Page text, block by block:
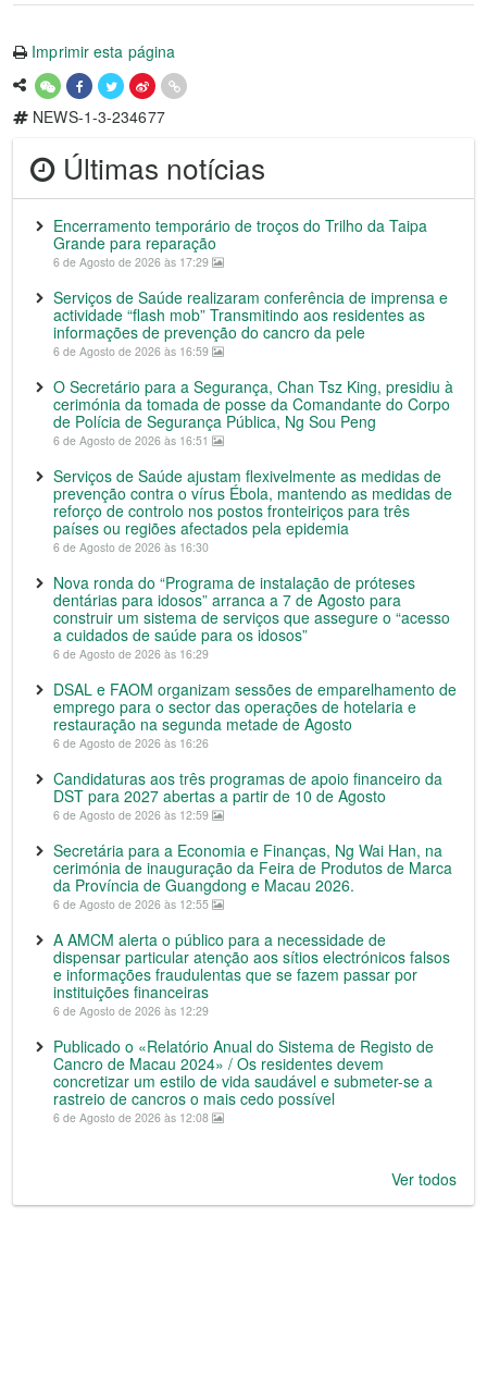
Imprimir esta página
NEWS-1-3-234677
Últimas notícias
Encerramento temporário de troços do Trilho da Taipa
Grande para reparação
6 de Agosto de 2026 às 17:29
Serviços de Saúde realizaram conferência de imprensa e
actividade “flash mob” Transmitindo aos residentes as
informações de prevenção do cancro da pele
6 de Agosto de 2026 às 16:59
O Secretário para a Segurança, Chan Tsz King, presidiu à
cerimónia da tomada de posse da Comandante do Corpo
de Polícia de Segurança Pública, Ng Sou Peng
6 de Agosto de 2026 às 16:51
Serviços de Saúde ajustam flexivelmente as medidas de
prevenção contra o vírus Ébola, mantendo as medidas de
reforço de controlo nos postos fronteiriços para três
países ou regiões afectados pela epidemia
6 de Agosto de 2026 às 16:30
Nova ronda do “Programa de instalação de próteses
dentárias para idosos” arranca a 7 de Agosto para
construir um sistema de serviços que assegure o “acesso
a cuidados de saúde para os idosos”
6 de Agosto de 2026 às 16:29
DSAL e FAOM organizam sessões de emparelhamento de
emprego para o sector das operações de hotelaria e
restauração na segunda metade de Agosto
6 de Agosto de 2026 às 16:26
Candidaturas aos três programas de apoio financeiro da
DST para 2027 abertas a partir de 10 de Agosto
6 de Agosto de 2026 às 12:59
Secretária para a Economia e Finanças, Ng Wai Han, na
cerimónia de inauguração da Feira de Produtos de Marca
da Província de Guangdong e Macau 2026.
6 de Agosto de 2026 às 12:55
A AMCM alerta o público para a necessidade de
dispensar particular atenção aos sítios electrónicos falsos
e informações fraudulentas que se fazem passar por
instituições financeiras
6 de Agosto de 2026 às 12:29
Publicado o «Relatório Anual do Sistema de Registo de
Cancro de Macau 2024» / Os residentes devem
concretizar um estilo de vida saudável e submeter-se a
rastreio de cancros o mais cedo possível
6 de Agosto de 2026 às 12:08
Ver todos